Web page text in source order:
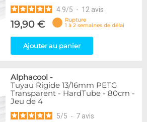
4.9/5 - 12 avis
19,90 €
Rupture
1 à 2 semaines de délai
Ajouter au panier
Alphacool -
Tuyau Rigide 13/16mm PETG
Transparent - HardTube - 80cm -
Jeu de 4
5/5 - 7 avis